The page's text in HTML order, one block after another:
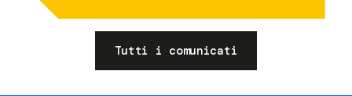
Tutti i comunicati